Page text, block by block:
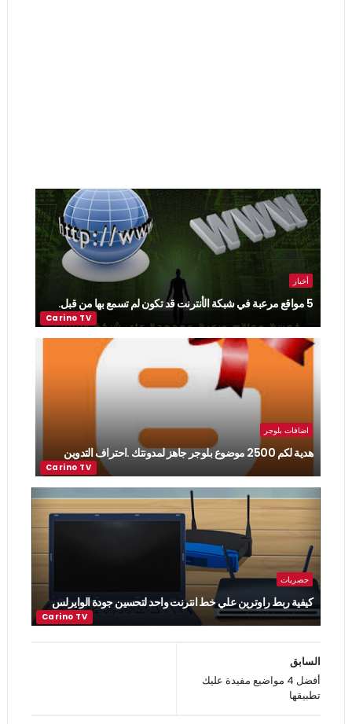
أخبار
5 مواقع مرعبة في شبكة الأنترنت قد تكون لم تسمع بها من قبل.
اضافات بلوجر
هدية لكم 2500 موضوع بلوجر جاهز لمدونتك .احتراف التدوين
حصريات
كيفية ربط راوترين علي خط انترنت واحد لتحسين جودة الوايرلس
السابق
أفضل 4 مواضيع مفيدة عليك
تطبيقها